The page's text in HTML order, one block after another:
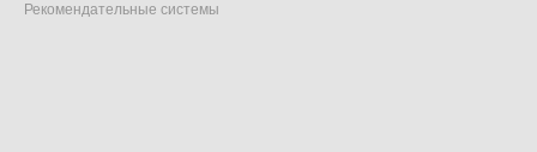
Рекомендательные системы